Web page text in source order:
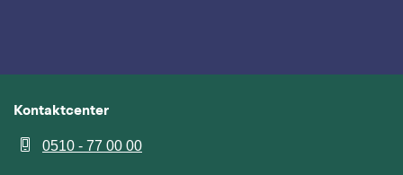
Kontaktcenter
0510 - 77 00 00